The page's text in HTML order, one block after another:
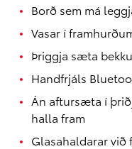
Borð sem má
Vasar í
Þriggja sæta
Handfrjáls
Án aftursæta í
halla fram
Glasahaldarar